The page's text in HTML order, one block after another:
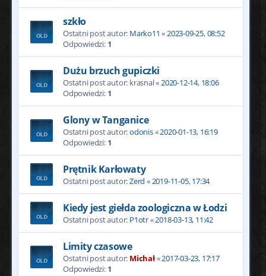
szkło
Ostatni post autor: Marko11 « 2023-09-25, 08:52
Odpowiedzi: 1
Dużu brzuch gupiczki
Ostatni post autor: krasnal« 2020-12-14, 18:06
Odpowiedzi: 1
Glony w Tanganice
Ostatni post autor:odonis«2020-01-13, 16:19
Odpowiedzi: 1
Prętnik Karłowaty
Ostatni post autor:Zerd « 2019-11-05, 17:34
Kiedy jest giełda zoologiczna w Łodzi
Ostatni post autor: P1otr«2018-03-13, 11:42
Limity czasowe
Ostatni post autor: Michał«2017-03-23, 17:17
Odpowiedzi: 1